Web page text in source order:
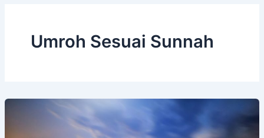
Umroh Sesuai Sunnah